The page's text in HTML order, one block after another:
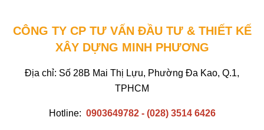
CÔNG TY CP TƯ VẤN ĐẦU TƯ & THIẾT KẾ
XÂY DỰNG MINH PHƯƠNG
Địa chỉ: Số 28B Mai Thị Lựu, Phường Đa Kao, Q.1,
TPHCM
Hotline: 0903649782 - (028) 3514 6426